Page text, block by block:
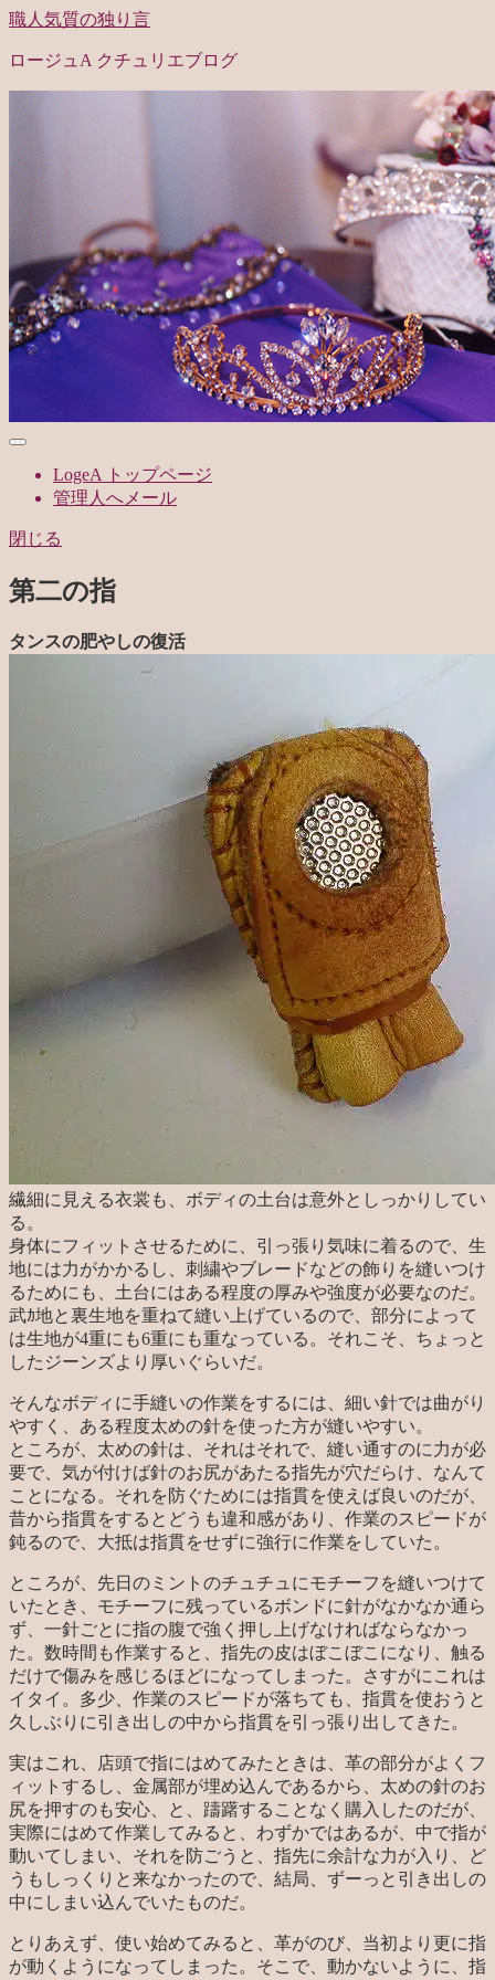
職人気質の独り言
ロージュA クチュリエブログ
LogeA トップページ
管理人へメール
閉じる
第二の指
タンスの肥やしの復活
繊細に見える衣裳も、ボディの土台は意外としっかりしてい
る。
身体にフィットさせるために、引っ張り気味に着るので、生
地には力がかかるし、刺繍やブレードなどの飾りを縫いつけ
るためにも、土台にはある程度の厚みや強度が必要なのだ。
武ｶ地と裏生地を重ねて縫い上げているので、部分によって
は生地が4重にも6重にも重なっている。それこそ、ちょっと
したジーンズより厚いぐらいだ。
そんなボディに手縫いの作業をするには、細い針では曲がり
やすく、ある程度太めの針を使った方が縫いやすい。
ところが、太めの針は、それはそれで、縫い通すのに力が必
要で、気が付けば針のお尻があたる指先が穴だらけ、なんて
ことになる。それを防ぐためには指貫を使えば良いのだが、
昔から指貫をするとどうも違和感があり、作業のスピードが
鈍るので、大抵は指貫をせずに強行に作業をしていた。
ところが、先日のミントのチュチュにモチーフを縫いつけて
いたとき、モチーフに残っているボンドに針がなかなか通ら
ず、一針ごとに指の腹で強く押し上げなければならなかっ
た。数時間も作業すると、指先の皮はぼこぼこになり、触る
だけで傷みを感じるほどになってしまった。さすがにこれは
イタイ。多少、作業のスピードが落ちても、指貫を使おうと
久しぶりに引き出しの中から指貫を引っ張り出してきた。
実はこれ、店頭で指にはめてみたときは、革の部分がよくフ
ィットするし、金属部が埋め込んであるから、太めの針のお
尻を押すのも安心、と、躊躇することなく購入したのだが、
実際にはめて作業してみると、わずかではあるが、中で指が
動いてしまい、それを防ごうと、指先に余計な力が入り、ど
うもしっくりと来なかったので、結局、ずーっと引き出しの
中にしまい込んでいたものだ。
とりあえず、使い始めてみると、革がのび、当初より更に指
が動くようになってしまった。そこで、動かないように、指